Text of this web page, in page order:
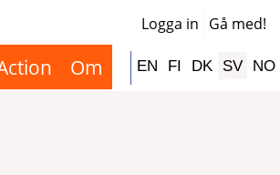
User
Logga in Gå med!
Om EN FI DK SV NO